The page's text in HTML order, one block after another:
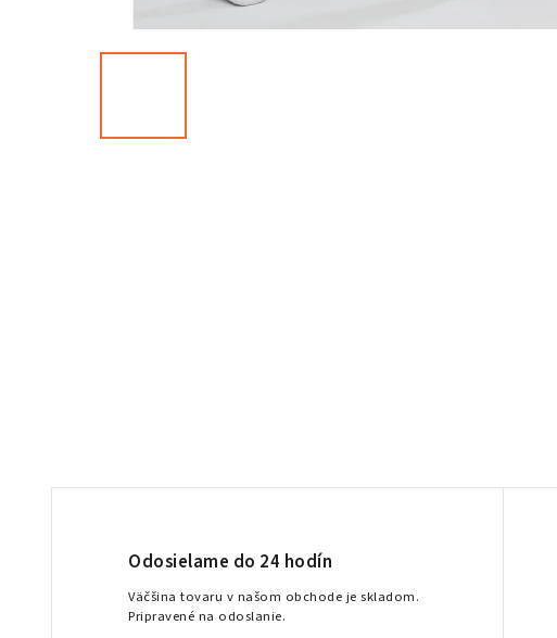
Odosielame do 24 hodín
Väčšina tovaru v našom obchode je skladom.
Pripravené na odoslanie.